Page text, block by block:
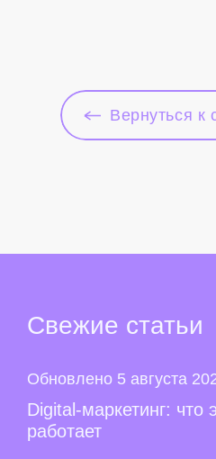
Вернуться к
Свежие статьи
Обновлено 5 августа
Digital-маркетинг: что
работает